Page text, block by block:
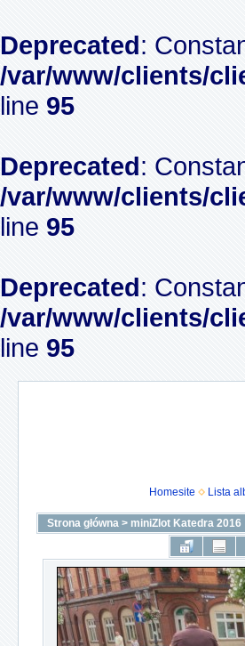
Deprecated:
/var/www/clients/
line 95
Deprecated:
/var/www/clients/
line 95
Deprecated:
/var/www/clients/
line 95
Homesite
Lista
Strona główna > miniZlot Katedra 2016